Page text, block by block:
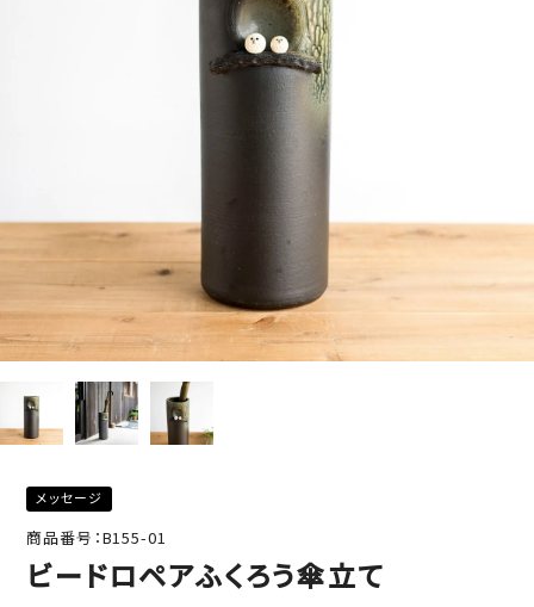
メッセージ
商品番号：B155-01
ビードロペアふくろう傘立て